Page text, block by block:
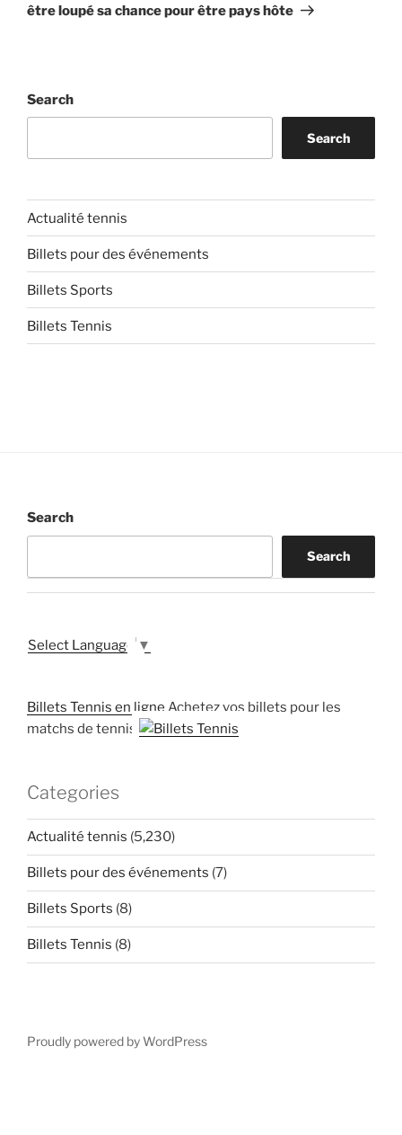
être loupé sa chance pour être pays hôte
Search
Search
Actualité tennis
Billets pour des événements
Billets Sports
Billets Tennis
Search
Search
Select Language ▼
Billets Tennis en ligne Achetez vos billets pour les
matchs de tennis
Categories
Actualité tennis (5,230)
Billets pour des événements (7)
Billets Sports (8)
Billets Tennis (8)
Proudly powered by WordPress